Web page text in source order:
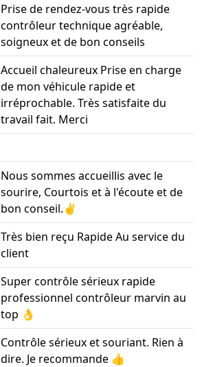
Prise de rendez-vous très rapide
contrôleur technique agréable,
soigneux et de bon conseils
Accueil chaleureux Prise en charge
de mon véhicule rapide et
irréprochable. Très satisfaite du
travail fait. Merci
Nous sommes accueillis avec le
sourire, Courtois et à l'écoute et de
bon conseil.✌️
Très bien reçu Rapide Au service du
client
Super contrôle sérieux rapide
professionnel contrôleur marvin au
top 👌
Contrôle sérieux et souriant. Rien à
dire. Je recommande 👍